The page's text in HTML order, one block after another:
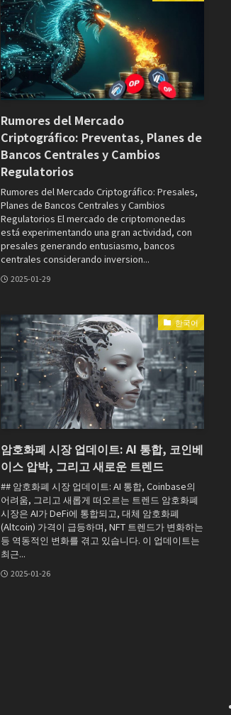
Rumores del Mercado
Criptográfico: Preventas, Planes de
Bancos Centrales y Cambios
Regulatorios
Rumores del Mercado Criptográfico: Presales,
Planes de Bancos Centrales y Cambios
Regulatorios El mercado de criptomonedas
está experimentando una gran actividad, con
presales generando entusiasmo, bancos
centrales considerando inversion...
2025-01-29
한국어
암호화폐 시장 업데이트: AI 통합, 코인베
이스 압박, 그리고 새로운 트렌드
## 암호화폐 시장 업데이트: AI 통합, Coinbase의
어려움, 그리고 새롭게 떠오르는 트렌드 암호화폐
시장은 AI가 DeFi에 통합되고, 대체 암호화폐
(Altcoin) 가격이 급등하며, NFT 트렌드가 변화하는
등 역동적인 변화를 겪고 있습니다. 이 업데이트는
최근...
2025-01-26